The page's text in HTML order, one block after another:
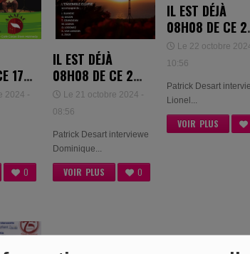
17
-
2024 -
0
IL EST DÉJÀ
08H08 DE CE 21
OCTOBRE 2024 -
DOMINIQUE
Le 21 octobre 2024 -
08:56
Patrick Desart interviewe
Dominique...
VOIR PLUS 0
IL EST DÉJÀ
08H08 DE CE
OCTOBRE
LIONEL MERTENS
Le 22 octobre
10:56
Patrick Desart
Lionel...
VOIR PLUS